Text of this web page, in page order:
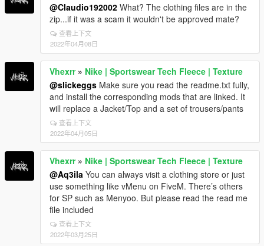
@Claudio192002 What? The clothing files are in the
zip...if it was a scam it wouldn't be approved mate?
查看上下文
2022年04月08日
Vhexrr» Nike | Sportswear Tech Fleece | Texture
@slickeggs Make sure you read the readme.txt fully,
and install the corresponding mods that are linked. It
will replace a Jacket/Top and a set of trousers/pants
查看上下文
2022年04月05日
Vhexrr» Nike | Sportswear Tech Fleece | Texture
@Aq3ila You can always visit a clothing store or just
use something like vMenu on FiveM. There’s others
for SP such as Menyoo. But please read the read me
file included
查看上下文
2022年03月25日